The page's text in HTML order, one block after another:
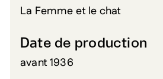
La Femme et le chat
Date de production
avant 1936